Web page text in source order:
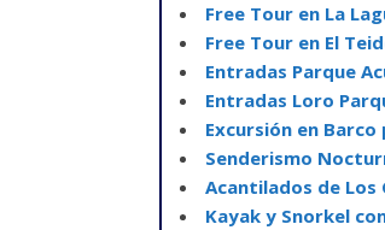
Free Tour en La
Free Tour en El
Entradas Parque
Entradas Loro
Excursión en
Senderismo
Acantilados de Los
Kayak y Snorkel